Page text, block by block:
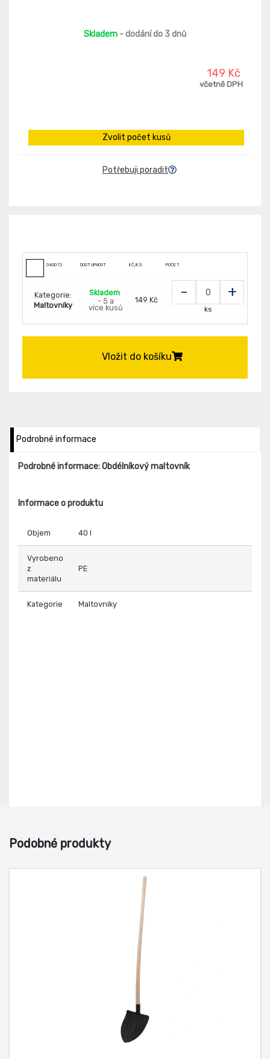
Skladem - dodání do 3 dnů
149 Kč
včetně DPH
Zvolit počet kusů
Potřebuji poradit
040072 DOSTUPNOST KČ/KS: POČET
Kategorie:
Maltovníky
Skladem
- 5 a
více kusů
149 Kč - +
ks
Vložit do košíku
Podrobné informace
Podrobné informace: Obdélníkový maltovník
Informace o produktu
Objem 40 l
Vyrobeno
z
materiálu
PE
Kategorie Maltovníky
Podobné produkty